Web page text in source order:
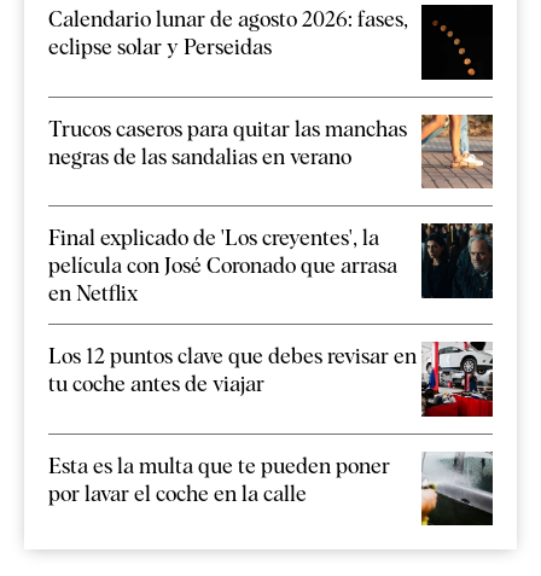
Calendario lunar de agosto 2026: fases,
eclipse solar y Perseidas
Trucos caseros para quitar las manchas
negras de las sandalias en verano
Final explicado de 'Los creyentes', la
película con José Coronado que arrasa
en Netflix
Los 12 puntos clave que debes revisar en
tu coche antes de viajar
Esta es la multa que te pueden poner
por lavar el coche en la calle